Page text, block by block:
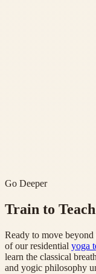
Go Deeper
Train to
Ready to move beyond
of our residential yoga
learn the classical
and yogic philosophy